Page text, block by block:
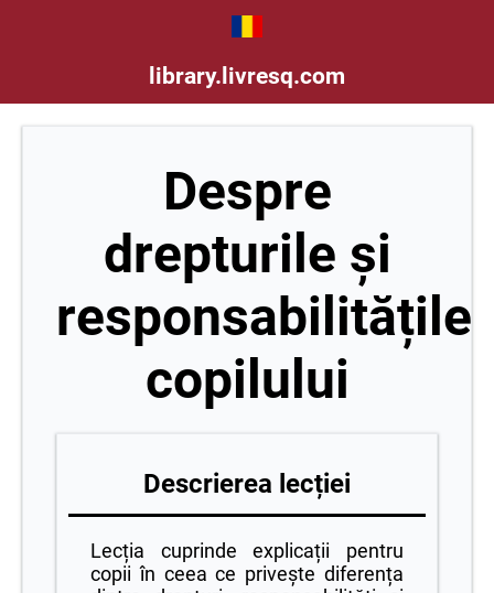
library.livresq.com
Despre
drepturile și
responsabilitățile
copilului
Descrierea lecției
Lecția cuprinde explicații pentru
copii în ceea ce privește diferența